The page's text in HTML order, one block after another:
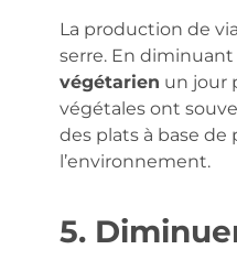
La production de
serre. En
végétarien un jour
végétales ont
des plats à base
l’environnement.
5.